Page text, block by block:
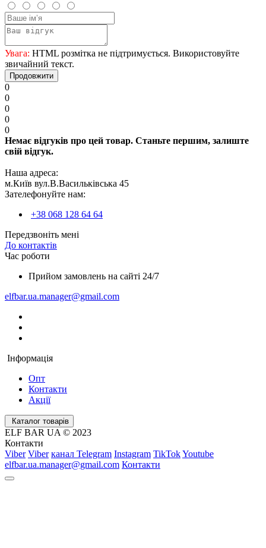
Увага: HTML розмітка не підтримується. Використовуйте
звичайний текст.
Продовжити
0
0
0
0
0
Немає відгуків про цей товар. Станьте першим, залиште
свій відгук.
Наша адреса:
м.Київ вул.В.Васильківська 45
Зателефонуйте нам:
+38 068 128 64 64
Передзвоніть мені
До контактів
Час роботи
Прийом замовлень на сайті 24/7
elfbar.ua.manager@gmail.com
Інформація
Опт
Контакти
Акції
Каталог товарів
ELF BAR UA © 2023
Контакти
Viber Viber канал Telegram Instagram TikTokYoutube
elfbar.ua.manager@gmail.com Контакти